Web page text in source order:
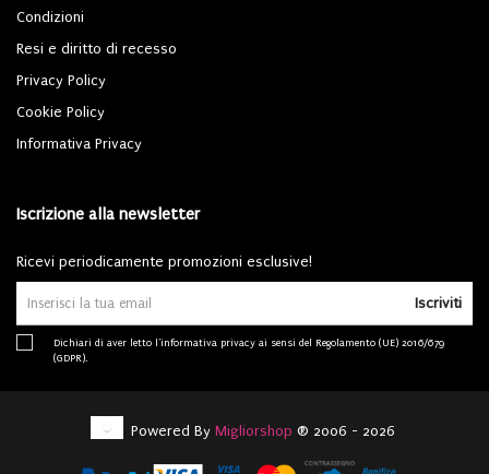
Condizioni
Resi e diritto di recesso
Privacy Policy
Cookie Policy
Informativa Privacy
Iscrizione alla newsletter
Ricevi periodicamente promozioni esclusive!
Iscriviti
Dichiari di aver letto l'informativa privacy ai sensi del Regolamento (UE) 2016/679
(GDPR).
Powered By Migliorshop ® 2006 - 2026